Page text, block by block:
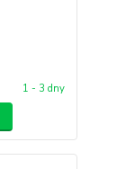
1 - 3 dny